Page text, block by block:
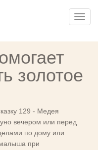
золотое
129 - Медея
вечером или перед
по дому или
малыша при